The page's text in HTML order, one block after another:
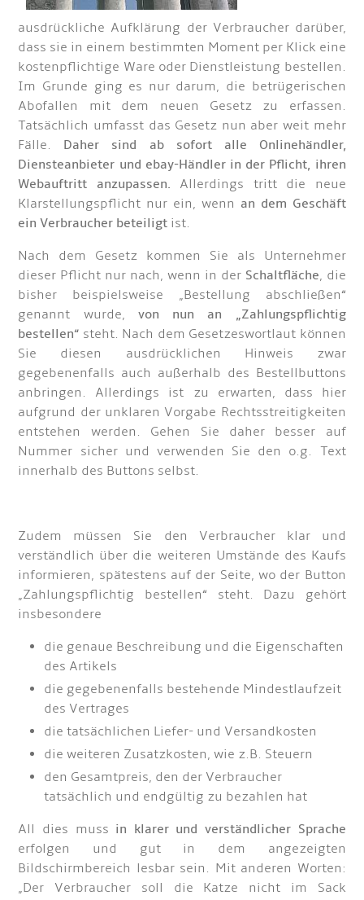
ausdrückliche Aufklärung der Verbraucher darüber,
dass sie in einem bestimmten Moment per Klick eine
kostenpflichtige Ware oder Dienstleistung bestellen.
Im Grunde ging es nur darum, die betrügerischen
Abofallen mit dem neuen Gesetz zu erfassen.
Tatsächlich umfasst das Gesetz nun aber weit mehr
Fälle. Daher sind ab sofort alle Onlinehändler,
Diensteanbieter und ebay-Händler in der Pflicht, ihren
Webauftritt anzupassen. Allerdings tritt die neue
Klarstellungspflicht nur ein, wenn an dem Geschäft
ein Verbraucher beteiligt ist.
Nach dem Gesetz kommen Sie als Unternehmer
dieser Pflicht nur nach, wenn in der Schaltfläche, die
bisher beispielsweise „Bestellung abschließen“
genannt wurde, von nun an „Zahlungspflichtig
bestellen“ steht. Nach dem Gesetzeswortlaut können
Sie diesen ausdrücklichen Hinweis zwar
gegebenenfalls auch außerhalb des Bestellbuttons
anbringen. Allerdings ist zu erwarten, dass hier
aufgrund der unklaren Vorgabe Rechtsstreitigkeiten
entstehen werden. Gehen Sie daher besser auf
Nummer sicher und verwenden Sie den o.g. Text
innerhalb des Buttons selbst.
Zudem müssen Sie den Verbraucher klar und
verständlich über die weiteren Umstände des Kaufs
informieren, spätestens auf der Seite, wo der Button
„Zahlungspflichtig bestellen“ steht. Dazu gehört
insbesondere
die genaue Beschreibung und die Eigenschaften
des Artikels
die gegebenenfalls bestehende Mindestlaufzeit
des Vertrages
die tatsächlichen Liefer- und Versandkosten
die weiteren Zusatzkosten, wie z.B. Steuern
den Gesamtpreis, den der Verbraucher
tatsächlich und endgültig zu bezahlen hat
All dies muss in klarer und verständlicher Sprache
erfolgen und gut in dem angezeigten
Bildschirmbereich lesbar sein. Mit anderen Worten:
„Der Verbraucher soll die Katze nicht im Sack